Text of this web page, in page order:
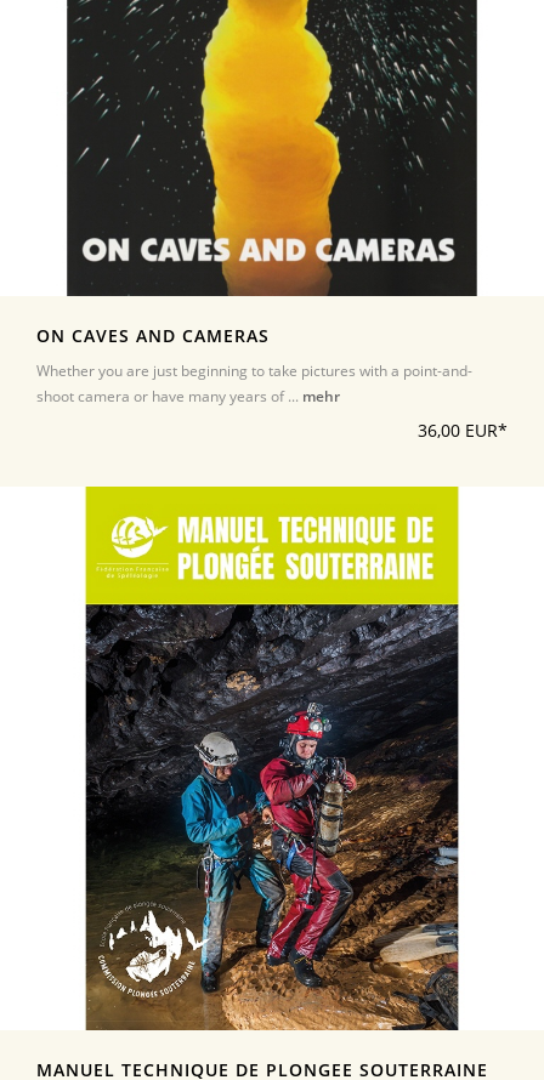
ON CAVES AND CAMERAS
Whether you are just beginning to take pictures with a point-and-
shoot camera or have many years of ... mehr
36,00 EUR*
MANUEL TECHNIQUE DE PLONGEE SOUTERRAINE